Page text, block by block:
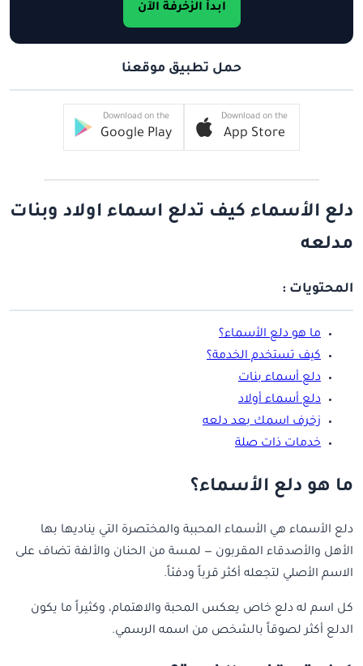
ابدأ الزخرفة الآن
حمل تطبيق موقعنا
Download on the
App Store
Download on the
Google Play
دلع الأسماء كيف تدلع اسماء اولاد وبنات
مدلعه
المحتويات :
ما هو دلع الأسماء؟
كيف تستخدم الخدمة؟
دلع أسماء بنات
دلع أسماء أولاد
زخرف اسمك بعد دلعه
خدمات ذات صلة
ما هو دلع الأسماء؟
دلع الأسماء هي الأسماء المحببة والمختصرة التي يناديها بها
الأهل والأصدقاء المقربون — لمسة من الحنان والألفة تضاف على
الاسم الأصلي لتجعله أكثر قرباً ودفئاً.
كل اسم له دلع خاص يعكس المحبة والاهتمام، وكثيراً ما يكون
الدلع أكثر لصوقاً بالشخص من اسمه الرسمي.